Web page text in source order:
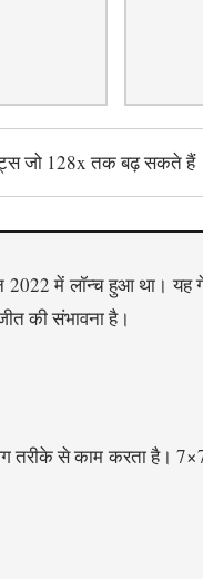
जो 128x तक बढ़ सकते हैं
में लॉन्च हुआ था।
की संभावना है।
तरीके से काम करता है।